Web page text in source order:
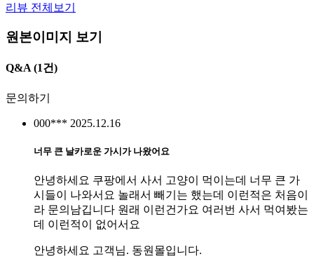
리뷰 전체보기
원본이미지 보기
Q&A(1건)
문의하기
000*** 2025.12.16
너무 큰 날카로운 가시가 나왔어요
안녕하세요 쿠팡에서 사서 고양이 먹이는데 너무 큰 가
시들이 나와서요 놀래서 빼기는 했는데 이런적은 처음이
라 문의남깁니다 원래 이런건가요 여러번 사서 먹여봤는
데 이런적이 없어서요
안녕하세요 고객님. 동원몰입니다.